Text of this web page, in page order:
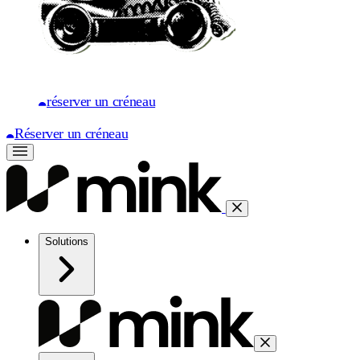
réserver un créneau
Réserver un créneau
Solutions